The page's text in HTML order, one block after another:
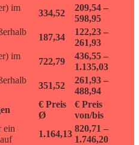
im
334,52
209,54 –
598,95
187,34
122,23 –
261,93
im
722,79
436,55 –
1.135,03
351,52
261,93 –
488,94
€ Preis
Ø
€ Preis
von/bis
ein
1.164,13
820,71 –
1.746,20